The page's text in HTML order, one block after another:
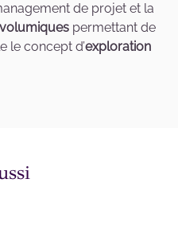
de projet et la
permettant de
le concept d’exploration